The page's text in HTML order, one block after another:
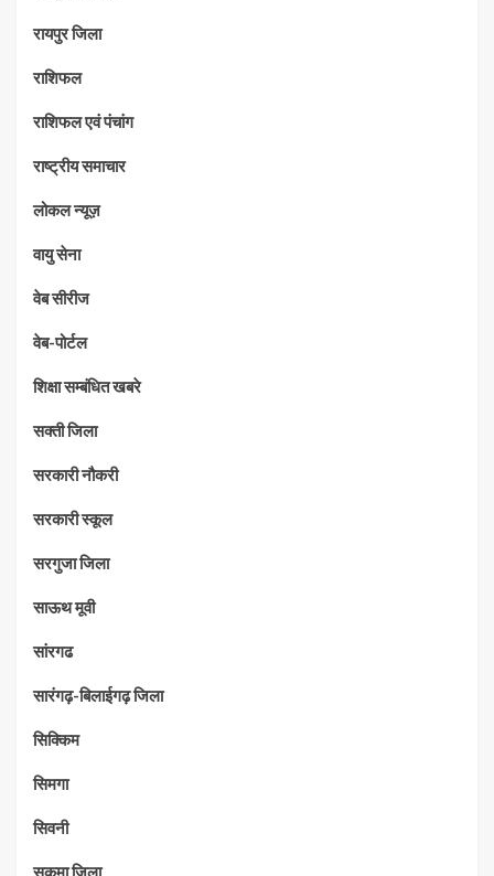
रायपुर जिला
राशिफल
राशिफल एवं पंचांग
राष्ट्रीय समाचार
लोकल न्यूज़
वायु सेना
वेब सीरीज
वेब-पोर्टल
शिक्षा सम्बंधित खबरे
सक्ती जिला
सरकारी नौकरी
सरकारी स्कूल
सरगुजा जिला
साऊथ मूवी
सांरगढ
सारंगढ़-बिलाईगढ़ जिला
सिक्किम
सिमगा
सिवनी
सुकमा जिला